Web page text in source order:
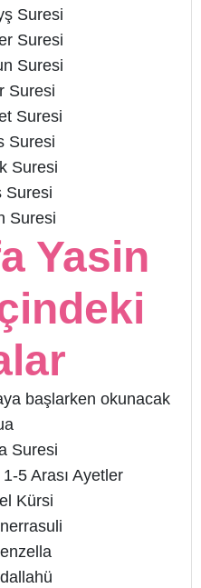
Suresi
Suresi
Suresi
Suresi
Suresi
Suresi
Suresi
Suresi
Suresi
Yasin
başlarken okunacak
Suresi
5 Arası Ayetler
Kürsi